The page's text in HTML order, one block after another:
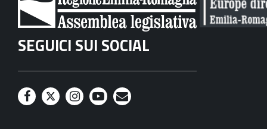
SEGUICI SUI SOCIAL
F
T
I
Y
M